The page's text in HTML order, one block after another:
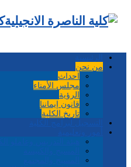
من نحن
احداث
مجلس الأمناء
الرؤية
قانون إيماننا
تاريخ الكلية